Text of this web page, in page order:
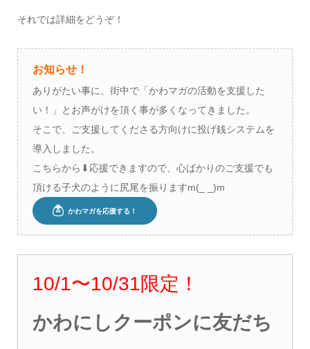
それでは詳細をどうぞ！
お知らせ！
ありがたい事に、街中で「かわマガの活動を支援した
い！」とお声がけを頂く事が多くなってきました。
そこで、ご支援してくださる方向けに投げ銭システムを
導入しました。
こちらから⬇︎応援できますので、心ばかりのご支援でも
頂ける子犬のように尻尾を振りますm(_ _)m
10/1〜10/31限定！
かわにしクーポンに友だち